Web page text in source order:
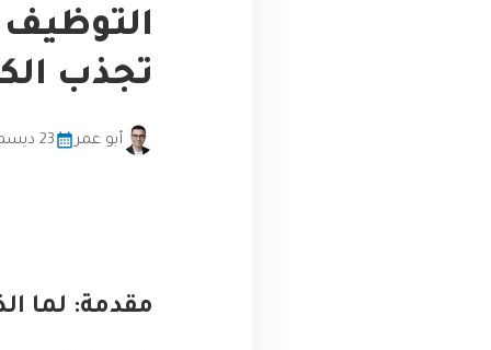
تجذب
أبو عمر 23 ديسمبر، 2025
مقدمة: لما